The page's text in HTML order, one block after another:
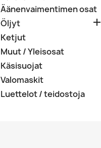
Äänenvaimentimen osat
Öljyt

Ketjut
Muut / Yleisosat
Käsisuojat
Valomaskit
Luettelot / teidostoja